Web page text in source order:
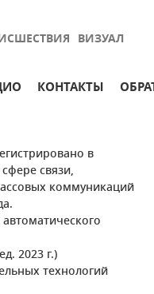
ВИЗУАЛ
КОНТАКТЫ
в
связи,
коммуникаций
2023 г.)
технологий